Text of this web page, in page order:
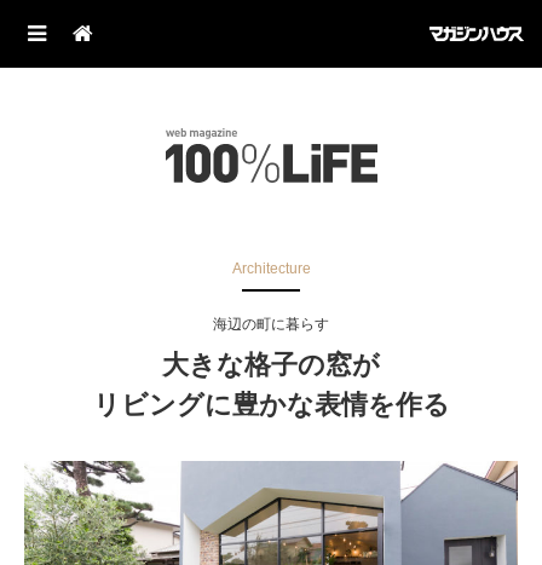
Architecture
海辺の町に暮らす
大きな格子の窓が
リビングに豊かな表情を作る